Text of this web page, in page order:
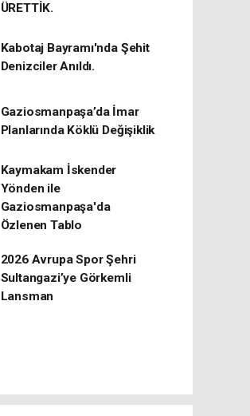
ÜRETTİK.
Kabotaj Bayramı'nda Şehit
Denizciler Anıldı.
Gaziosmanpaşa’da İmar
Planlarında Köklü Değişiklik
Kaymakam İskender
Yönden ile
Gaziosmanpaşa'da
Özlenen Tablo
2026 Avrupa Spor Şehri
Sultangazi’ye Görkemli
Lansman